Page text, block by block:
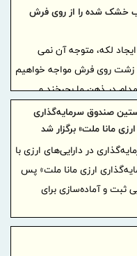
خشک شده را از روی فرش
لکه، متوجه آن نمی
زشت روی فرش مواجه خواهیم
در ذهن ما بچرخند و
تبدیل به یک درگیری ذهنی
کنند.
صندوق سرمایه‌گذاری
مانا ملت» برگزار شد
در دارایی‌های ارزی با
ارزی مانا ملت» پس
ثبت و آماده‌سازی برای